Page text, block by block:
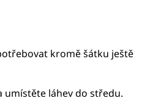
kromě šátku ještě
umístěte láhev do středu.